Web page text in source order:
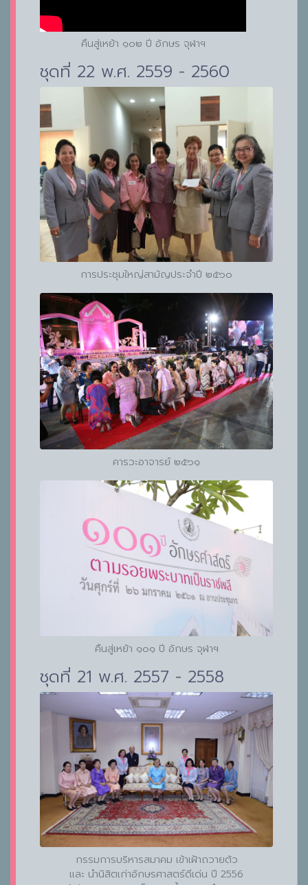
คืนสู่เหย้า ๑๐๒ ปี อักษร จุฬาฯ
ชุดที่ 22 พ.ศ. 2559 - 2560
การประชุมใหญ่สามัญประจำปี ๒๕๖๐
คารวะอาจารย์ ๒๕๖๑
คืนสู่เหย้า ๑๐๑ ปี อักษร จุฬาฯ
ชุดที่ 21 พ.ศ. 2557 - 2558
กรรมการบริหารสมาคม เข้าเฝ้าถวายตัว
และ นำนิสิตเก่าอักษรศาสตร์ดีเด่น ปี 2556